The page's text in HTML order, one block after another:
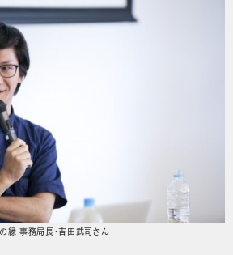
縁 事務局長・吉田武司さん